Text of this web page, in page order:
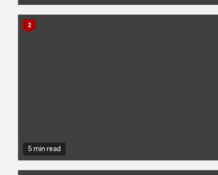
5 min read
2